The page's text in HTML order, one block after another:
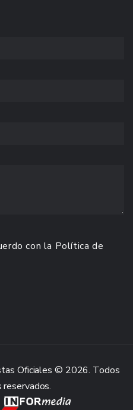
con la Política de
Oficiales © 2026. Todos